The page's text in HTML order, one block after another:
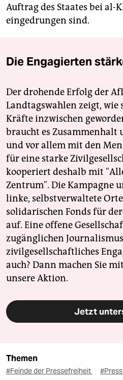
Auftrag des Staates bei al-
eingedrungen sind.
Die Engagierten
Der drohende Erfolg der
Landtagswahlen zeigt, wie
Kräfte inzwischen
braucht es Zusammenhalt
und vor allem mit den
für eine starke
kooperiert deshalb mit
Zentrum". Die Kampagne
linke, selbstverwaltete
solidarischen Fonds für
auf. Eine offene
zugänglichen
zivilgesellschaftliches
auch? Dann machen Sie
unsere Aktion.
Jetzt
Themen
#Feinde der Pressefreiheit